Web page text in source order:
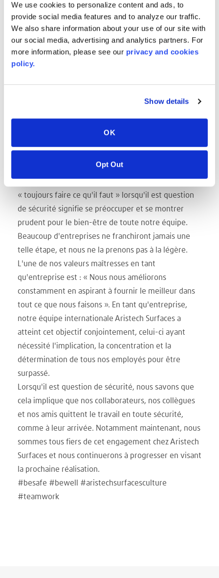
We use cookies to personalize content and ads, to
provide social media features and to analyze our traffic.
We also share information about your use of our site with
our social media, advertising and analytics partners. For
more information, please see our privacy and cookies
policy.
Show details
OK
Opt Out
#nouveau monde normal, Aristech Surfaces a trouvé
une raison de s'arrêter, de réfléchir et de célébrer.
18 avril 2020 : cette date a marqué 2 années passées
sans incident enregistré et 2 années sans incident
avec arrêt. Collectivement, notre équipe a travaillé,
secondes en sécurité. WAOUH ! Sans nul doute une
formidable réussite, un évènement marquant dans
de nos centres de distribution, au service Sécurité,
R&D, Comptabilité, Commercial ou Marketing,
« toujours faire ce qu'il faut » lorsqu'il est question
de sécurité signifie se préoccuper et se montrer
prudent pour le bien-être de toute notre équipe.
Beaucoup d'entreprises ne franchiront jamais une
telle étape, et nous ne la prenons pas à la légère.
L'une de nos valeurs maîtresses en tant
qu'entreprise est : « Nous nous améliorons
constamment en aspirant à fournir le meilleur dans
tout ce que nous faisons ». En tant qu'entreprise,
notre équipe internationale Aristech Surfaces a
atteint cet objectif conjointement, celui-ci ayant
nécessité l'implication, la concentration et la
détermination de tous nos employés pour être
surpassé.
Lorsqu'il est question de sécurité, nous savons que
cela implique que nos collaborateurs, nos collègues
et nos amis quittent le travail en toute sécurité,
comme à leur arrivée. Notamment maintenant, nous
sommes tous fiers de cet engagement chez Aristech
Surfaces et nous continuerons à progresser en visant
la prochaine réalisation.
#besafe #bewell #aristechsurfacesculture
#teamwork